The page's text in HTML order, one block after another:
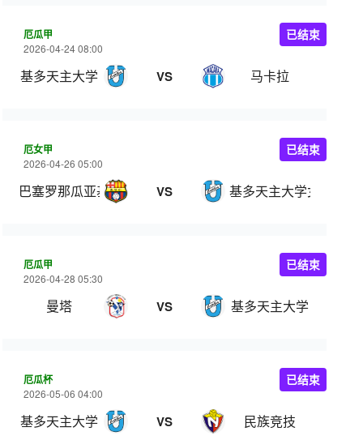
厄瓜甲
2026-04-24 08:00
基多天主大学 VS 马卡拉
已结束
厄女甲
2026-04-26 05:00
巴塞罗那瓜亚基尔女足 VS 基多天主大学女足
已结束
厄瓜甲
2026-04-28 05:30
曼塔 VS 基多天主大学
已结束
厄瓜杯
2026-05-06 04:00
基多天主大学 VS 民族竞技
已结束